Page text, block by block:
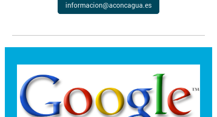
informacion@aconcagua.es